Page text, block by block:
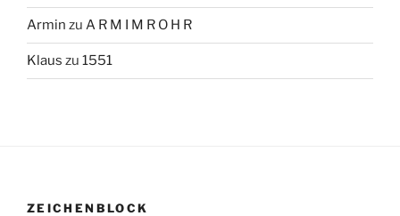
Armin zu A R M I M R O H R
Klaus zu 1551
ZEICHENBLOCK